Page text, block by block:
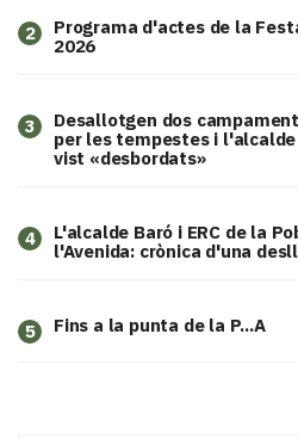
2
Programa d'actes de la
2026
3
​Desallotgen dos
per les tempestes i
vist «desbordats»
4
L'alcalde Baró i ERC de la
l'Avenida: crònica d'una
5 Fins a la punta de la P...A